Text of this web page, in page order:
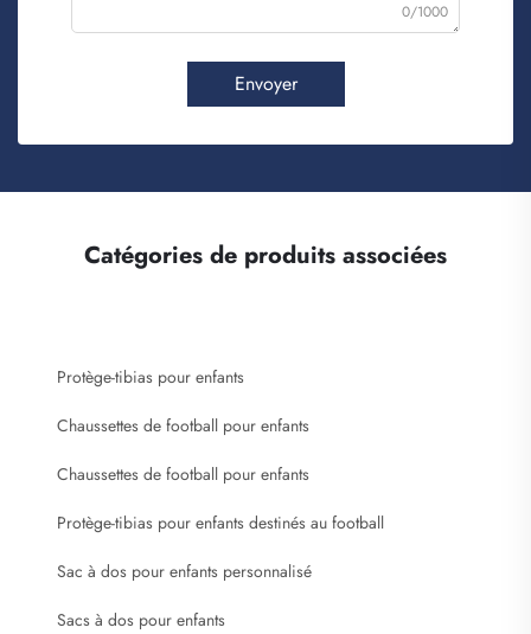
0/1000
Envoyer
Catégories de produits associées
Protège-tibias pour enfants
Chaussettes de football pour enfants
Chaussettes de football pour enfants
Protège-tibias pour enfants destinés au football
Sac à dos pour enfants personnalisé
Sacs à dos pour enfants